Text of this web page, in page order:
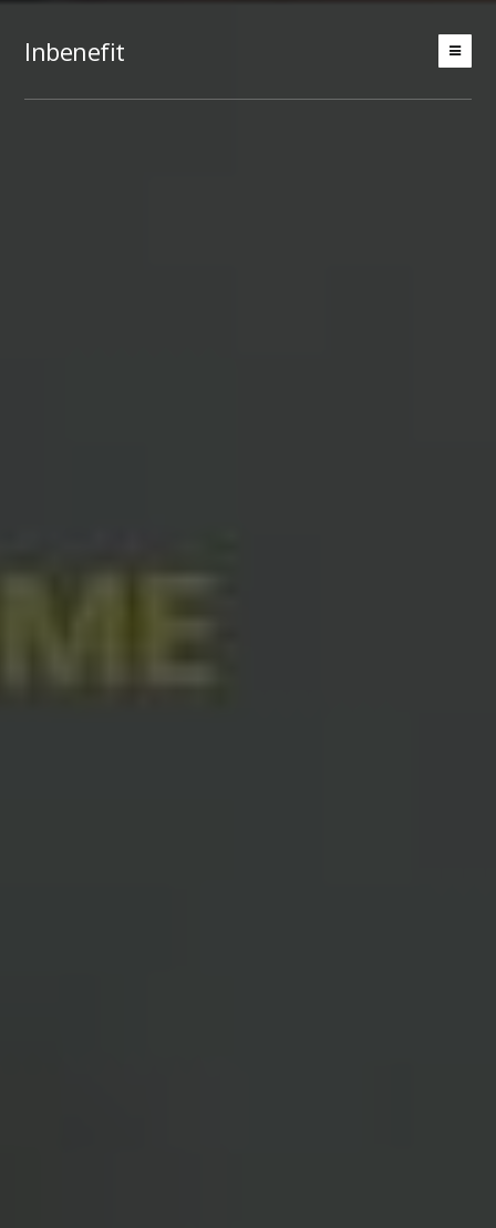
Inbenefit